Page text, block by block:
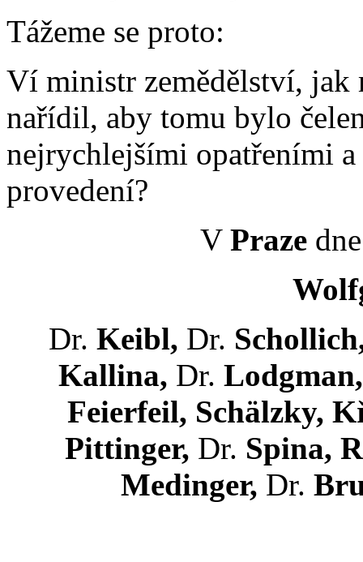
Tážeme se proto:
Ví ministr zemědělství, jak
nařídil, aby tomu bylo
nejrychlejšími opatřeními
provedení?
V Prazedne
Dr. Keibl, Dr.
Kallina, Dr.
Feierfeil, Schälzky,
Pittinger, Dr. Spina,
Medinger, Dr.